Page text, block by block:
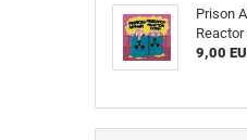
Prison
Reactor
9,00